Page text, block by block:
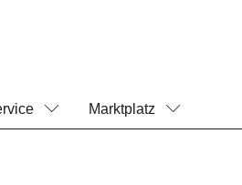
Marktplatz